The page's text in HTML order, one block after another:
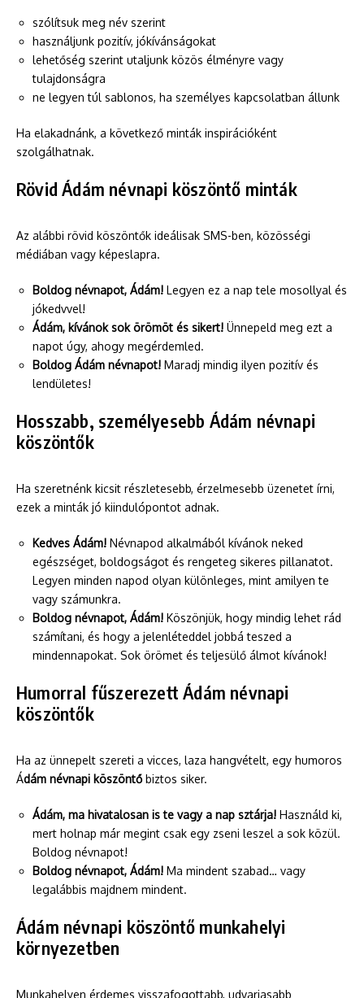
szólítsuk meg név szerint
használjunk pozitív, jókívánságokat
lehetőség szerint utaljunk közös élményre vagy
tulajdonságra
ne legyen túl sablonos, ha személyes kapcsolatban állunk
Ha elakadnánk, a következő minták inspirációként
szolgálhatnak.
Rövid Ádám névnapi köszöntő minták
Az alábbi rövid köszöntők ideálisak SMS-ben, közösségi
médiában vagy képeslapra.
Boldog névnapot, Ádám! Legyen ez a nap tele mosollyal és
jókedvvel!
Ádám, kívánok sok örömöt és sikert! Ünnepeld meg ezt a
napot úgy, ahogy megérdemled.
Boldog Ádám névnapot! Maradj mindig ilyen pozitív és
lendületes!
Hosszabb, személyesebb Ádám névnapi
köszöntők
Ha szeretnénk kicsit részletesebb, érzelmesebb üzenetet írni,
ezek a minták jó kiindulópontot adnak.
Kedves Ádám! Névnapod alkalmából kívánok neked
egészséget, boldogságot és rengeteg sikeres pillanatot.
Legyen minden napod olyan különleges, mint amilyen te
vagy számunkra.
Boldog névnapot, Ádám! Köszönjük, hogy mindig lehet rád
számítani, és hogy a jelenléteddel jobbá teszed a
mindennapokat. Sok örömet és teljesülő álmot kívánok!
Humorral fűszerezett Ádám névnapi
köszöntők
Ha az ünnepelt szereti a vicces, laza hangvételt, egy humoros
Ádám névnapi köszöntőbiztos siker.
Ádám, ma hivatalosan is te vagy a nap sztárja! Használd ki,
mert holnap már megint csak egy zseni leszel a sok közül.
Boldog névnapot!
Boldog névnapot, Ádám! Ma mindent szabad… vagy
legalábbis majdnem mindent.
Ádám névnapi köszöntő munkahelyi
környezetben
Munkahelyen érdemes visszafogottabb, udvariasabb